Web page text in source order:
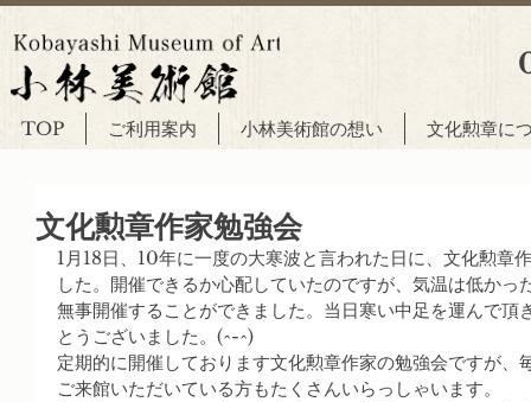
TOP ご利用案内 小林美術館の想い 文化勲章に
文化勲章作家勉強会
1月18日、10年に一度の大寒波と言われた日に、文化勲章
した。開催できるか心配していたのですが、気温は低かっ
無事開催することができました。当日寒い中足を運んで頂
とうございました。(^-^)
定期的に開催しております文化勲章作家の勉強会ですが、
ご来館いただいている方もたくさんいらっしゃいます。